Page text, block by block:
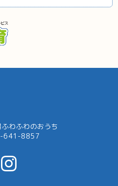
わふわのおうち
641-8857